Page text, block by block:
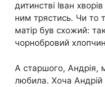
дитинстві Іван
ним трястись. Чи то
матір був схожий:
чорнобровий
А старшого, Андрія,
любила. Хоча Андрій